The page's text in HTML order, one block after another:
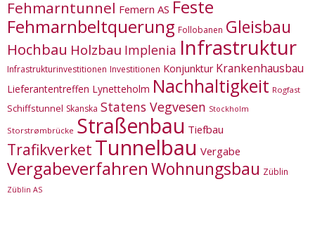
Fehmarntunnel Femern AS Feste
Fehmarnbeltquerung Follobanen Gleisbau
Hochbau Holzbau Implenia Infrastruktur
Infrastrukturinvestitionen Investitionen Konjunktur Krankenhausbau
Lieferantentreffen Lynetteholm Nachhaltigkeit Rogfast
Schiffstunnel Skanska Statens Vegvesen Stockholm
Storstrømbrücke Straßenbau Tiefbau
Trafikverket Tunnelbau Vergabe
VergabeverfahrenWohnungsbau Züblin
Züblin AS